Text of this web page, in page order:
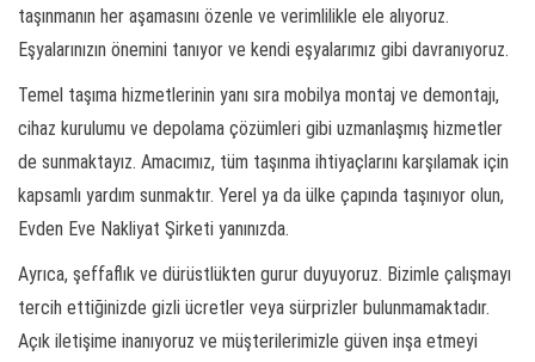
taşınmanın her aşamasını özenle ve verimlilikle ele alıyoruz.
Eşyalarınızın önemini tanıyor ve kendi eşyalarımız gibi davranıyoruz.
Temel taşıma hizmetlerinin yanı sıra mobilya montaj ve demontajı,
cihaz kurulumu ve depolama çözümleri gibi uzmanlaşmış hizmetler
de sunmaktayız. Amacımız, tüm taşınma ihtiyaçlarını karşılamak için
kapsamlı yardım sunmaktır. Yerel ya da ülke çapında taşınıyor olun,
Evden Eve Nakliyat Şirketi yanınızda.
Ayrıca, şeffaflık ve dürüstlükten gurur duyuyoruz. Bizimle çalışmayı
tercih ettiğinizde gizli ücretler veya sürprizler bulunmamaktadır.
Açık iletişime inanıyoruz ve müşterilerimizle güven inşa etmeyi